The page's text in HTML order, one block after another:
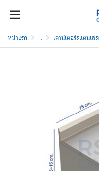
หน้าแรก ... เคาน์เตอร์สแตนเลส